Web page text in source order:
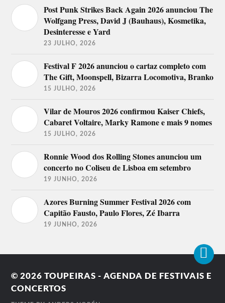
Post Punk Strikes Back Again 2026 anunciou The
Wolfgang Press, David J (Bauhaus), Kosmetika,
Desinteresse e Yard
23 JULHO, 2026
Festival F 2026 anunciou o cartaz completo com
The Gift, Moonspell, Bizarra Locomotiva, Branko
15 JULHO, 2026
Vilar de Mouros 2026 confirmou Kaiser Chiefs,
Cabaret Voltaire, Marky Ramone e mais 9 nomes
15 JULHO, 2026
Ronnie Wood dos Rolling Stones anunciou um
concerto no Coliseu de Lisboa em setembro
19 JUNHO, 2026
Azores Burning Summer Festival 2026 com
Capitão Fausto, Paulo Flores, Zé Ibarra
19 JUNHO, 2026
© 2026TOUPEIRAS - AGENDA DE FESTIVAIS E
CONCERTOS